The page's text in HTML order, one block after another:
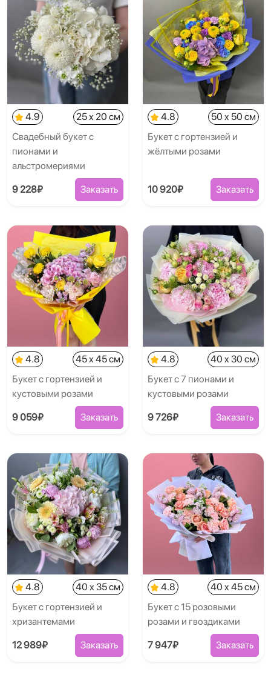
4.9
25 x 20 см
Свадебный букет с
пионами и
альстромериями
9 228₽ Заказать
4.8
50 x 50 см
Букет с гортензией и
жёлтыми розами
10 920₽ Заказать
4.8
45 x 45 см
Букет с гортензией и
кустовыми розами
9 059₽ Заказать
4.8
40 x 30 см
Букет с 7 пионами и
кустовыми розами
9 726₽ Заказать
4.8
40 x 35 см
Букет с гортензией и
хризантемами
12 989₽ Заказать
4.8
40 x 45 см
Букет с 15 розовыми
розами и гвоздиками
7 947₽ Заказать